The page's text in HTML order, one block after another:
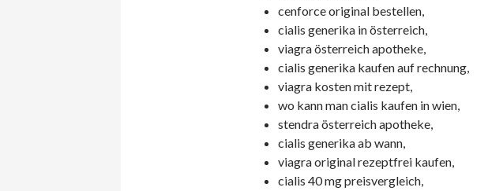
cenforce original bestellen,
cialis generika in österreich,
viagra österreich apotheke,
cialis generika kaufen auf rechnung,
viagra kosten mit rezept,
wo kann man cialis kaufen in wien,
stendra österreich apotheke,
cialis generika ab wann,
viagra original rezeptfrei kaufen,
cialis 40 mg preisvergleich,